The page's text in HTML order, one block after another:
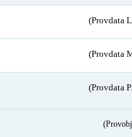
(Provdata
(Provdata
(Provdata